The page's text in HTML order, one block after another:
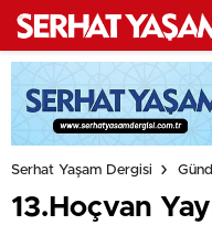
Serhat Yaşam Dergisi
13.Hoçvan